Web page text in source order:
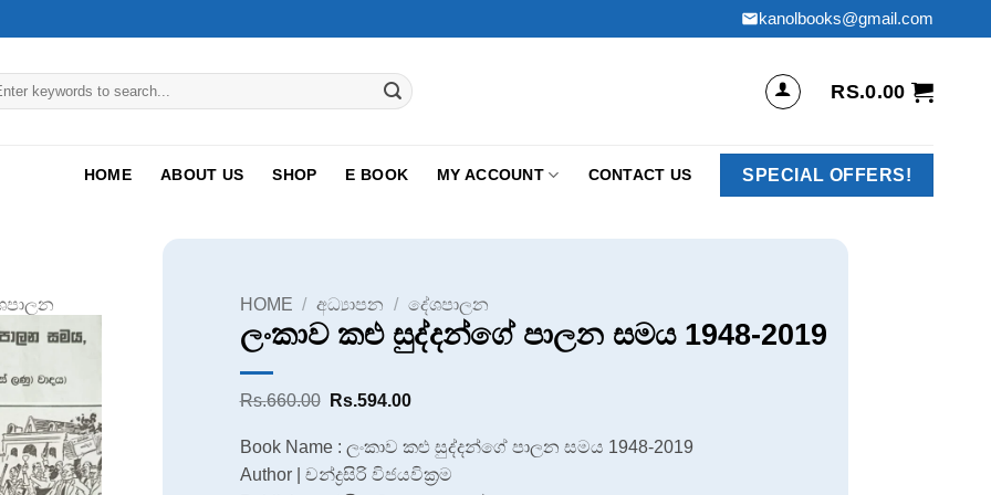
kanolbooks@gmail.com
RS.0.00
HOME ABOUT US SHOP E BOOK MY ACCOUNT CONTACT US SPECIAL OFFERS!
HOME / අධ්‍යාපන / දේශපාලන
ලංකාව කළු සුද්දන්ගේ පාලන සමය 1948-2019
Rs.660.00 Original
Rs.660.00.
Rs.594.00Current
Rs.594.00.
Book Name : ලංකාව කළු සුද්දන්ගේ පාලන සමය 1948-2019
Author | චන්ද්‍රසිරි විජයවික්‍රම